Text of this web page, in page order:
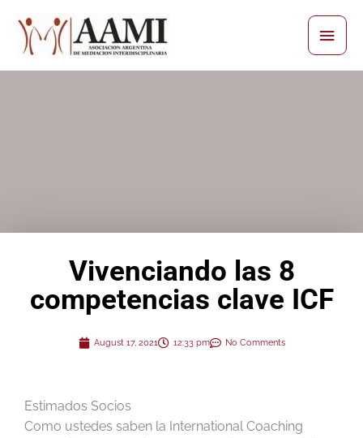
content
Main
Vivenciando las 8
competencias clave ICF
August 17, 2021 12:33 pm No Comments
Estimados Socios
Como ustedes saben la International Coaching